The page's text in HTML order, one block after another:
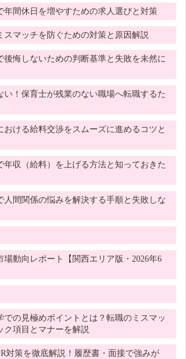
年間休日を増やすための求人選びと対策
スマッチを防ぐための対策と原因解説
後悔しないための判断基準と失敗を未然に
い！保育士が残業のない職場へ転職するた
おける給料交渉をスムーズに進めるコツと
年収（給料）を上げる方法と知っておきた
人間関係の悩みを解決する手順と失敗しな
場動向レポート【関西エリア版・2026年6
での見極めポイントとは？転職のミスマッ
ク項目とマナーを解説
対策を徹底解説！履歴書・面接で強みが